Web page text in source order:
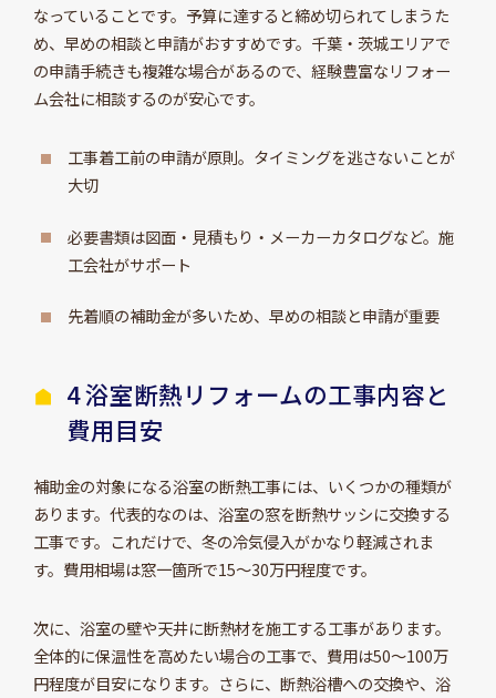
なっていることです。予算に達すると締め切られてしまうた
め、早めの相談と申請がおすすめです。千葉・茨城エリアで
の申請手続きも複雑な場合があるので、経験豊富なリフォー
ム会社に相談するのが安心です。
工事着工前の申請が原則。タイミングを逃さないことが
大切
必要書類は図面・見積もり・メーカーカタログなど。施
工会社がサポート
先着順の補助金が多いため、早めの相談と申請が重要
4 浴室断熱リフォームの工事内容と
費用目安
補助金の対象になる浴室の断熱工事には、いくつかの種類が
あります。代表的なのは、浴室の窓を断熱サッシに交換する
工事です。これだけで、冬の冷気侵入がかなり軽減されま
す。費用相場は窓一箇所で15～30万円程度です。
次に、浴室の壁や天井に断熱材を施工する工事があります。
全体的に保温性を高めたい場合の工事で、費用は50～100万
円程度が目安になります。さらに、断熱浴槽への交換や、浴